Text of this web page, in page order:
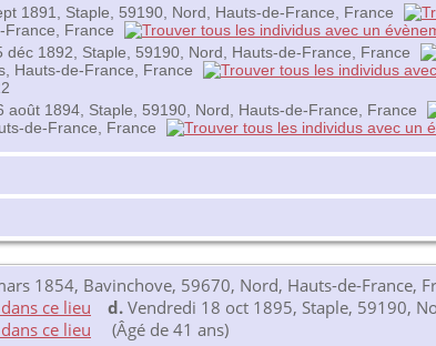
1891, Staple, 59190, Nord, Hauts-de-France, France
France, France
déc 1892, Staple, 59190, Nord, Hauts-de-France, France
Hauts-de-France, France
août 1894, Staple, 59190, Nord, Hauts-de-France, France
de-France, France
1854, Bavinchove, 59670, Nord, Hauts-de-France,
d. Vendredi 18 oct 1895, Staple, 59190,
(Âgé de 41 ans)